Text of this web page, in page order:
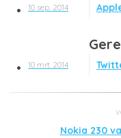
10 sep. 2014
10 mrt. 2014
Nokia 230